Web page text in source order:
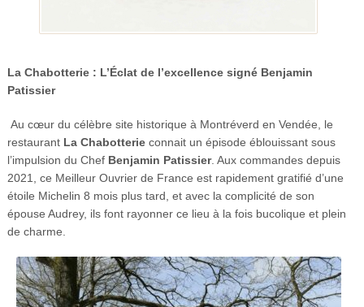
La Chabotterie : L’Éclat de l’excellence signé Benjamin
Patissier
Au cœur du célèbre site historique à Montréverd en Vendée, le
restaurant La Chabotterieconnait un épisode éblouissant sous
l’impulsion du Chef Benjamin Patissier. Aux commandes depuis
2021, ce Meilleur Ouvrier de France est rapidement gratifié d’une
étoile Michelin 8 mois plus tard, et avec la complicité de son
épouse Audrey, ils font rayonner ce lieu à la fois bucolique et plein
de charme.